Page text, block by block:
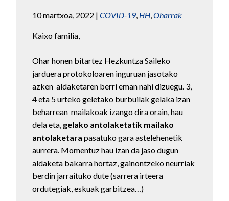
10 martxoa, 2022 | COVID-19, HH,Oharrak
Kaixo familia,
Ohar honen bitartez Hezkuntza Saileko
jarduera protokoloaren inguruan jasotako
azken aldaketaren berri eman nahi dizuegu. 3,
4 eta 5 urteko geletako burbuilak gelaka izan
beharrean mailakoak izango dira orain, hau
dela eta, gelako antolaketatik mailako
antolaketara pasatuko gara astelehenetik
aurrera. Momentuz hau izan da jaso dugun
aldaketa bakarra hortaz, gainontzeko neurriak
berdin jarraituko dute (sarrera irteera
ordutegiak, eskuak garbitzea…)